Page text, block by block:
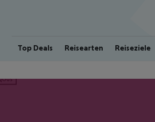
Top Deals Reisearten Reiseziele